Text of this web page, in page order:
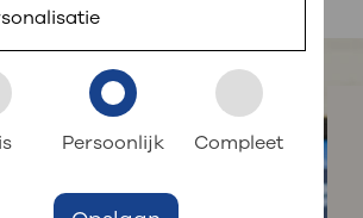
Met MijnOLVG kunnen
Persoonlijk Compleet